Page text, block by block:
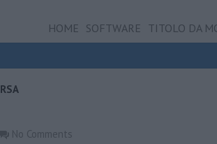
HOME SOFTWARE TITOLO DA
No Comments